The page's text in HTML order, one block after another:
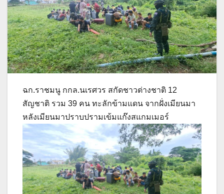
ฉก.ราชมนู กกล.นเรศวร สกัดชาวต่างชาติ 12
สัญชาติ รวม 39 คน ทะลักข้ามแดน จากฝั่งเมียนมา
หลังเมียนมาปราบปรามเข้มแก๊งสแกมเมอร์